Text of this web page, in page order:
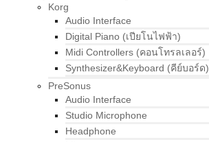
Korg
Audio Interface
Digital Piano (เปียโนไฟฟ้า)
Midi Controllers (คอนโทรลเลอร์)
Synthesizer&Keyboard (คีย์บอร์ด)
PreSonus
Audio Interface
Studio Microphone
Headphone